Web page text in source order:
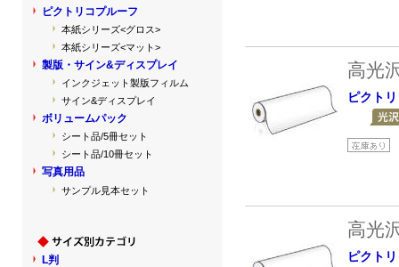
高光
ピクト
高光
ピクト
ピクトリコプルーフ
本紙シリーズ<グロス>
本紙シリーズ<マット>
製版・サイン&ディスプレイ
インクジェット製版フィルム
サイン&ディスプレイ
ボリュームパック
シート品/5冊セット
シート品/10冊セット
写真用品
サンプル見本セット
L判